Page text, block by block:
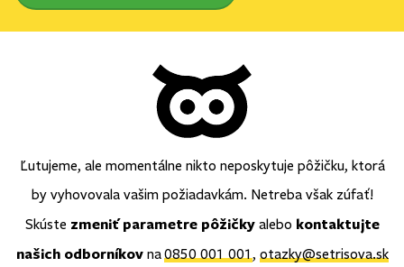
Ľutujeme, ale momentálne nikto neposkytuje pôžičku, ktorá
by vyhovovala vašim požiadavkám. Netreba však zúfať!
Skúste zmeniť parametre pôžičkyalebo kontaktujte
našich odborníkovna0850 001 001, otazky@setrisova.sk